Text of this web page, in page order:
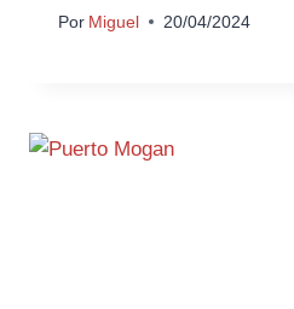
Por Miguel 20/04/2024